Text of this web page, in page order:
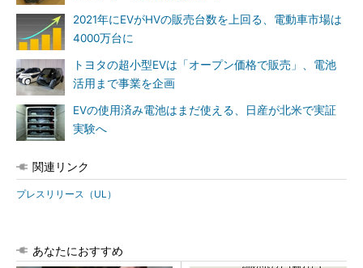
2021年にEVがHVの販売台数を上回る、電動車市場は
4000万台に
トヨタの超小型EVは「オープン価格で販売」、電池
活用まで事業を企画
EVの使用済み電池はまだ使える、日産が北米で実証
実験へ
関連リンク
プレスリリース（UL）
あなたにおすすめ